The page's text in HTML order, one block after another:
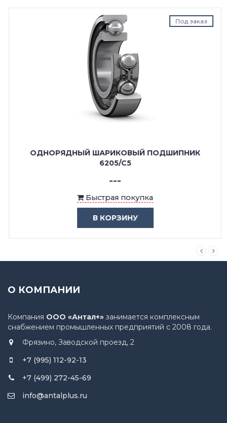
Под заказ
ОДНОРЯДНЫЙ ШАРИКОВЫЙ ПОДШИПНИК
6205/C5
---
Быстрая покупка
В КОРЗИНУ
О КОМПАНИИ
Компания ООО «Антал+» занимается комплексным
снабжением промышленных предприятий с 2008 года.
Фрязино, Заводской проезд, 2
+7 (995) 112-92-13
+7 (499) 272-45-69
info@antalplus.ru